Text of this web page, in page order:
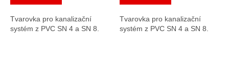
Tvarovka pro kanalizační
systém z PVC SN 4 a SN 8.
Tvarovka pro kanalizační
systém z PVC SN 4 a SN 8.